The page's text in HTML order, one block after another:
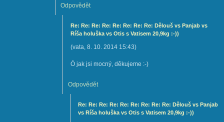
Odpovědět
Re: Re: Re: Re: Re: Re: Re: Re: Dělouš vs Panjab vs
Ríša holuška vs Otis s Vatisem 20,9kg :-))
(vata, 8. 10. 2014 15:43)
Ó jak jsi mocný, děkujeme :-)
Odpovědět
Re: Re: Re: Re: Re: Re: Re: Re: Re: Dělouš vs Panjab
vs Ríša holuška vs Otis s Vatisem 20,9kg :-))